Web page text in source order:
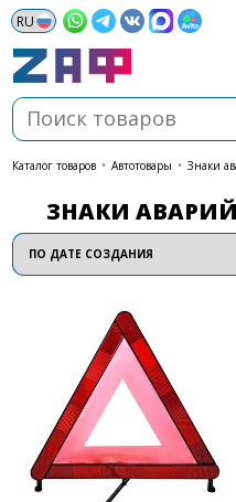
каталог товаров • Автотовары • Знаки
ЗНАКИ